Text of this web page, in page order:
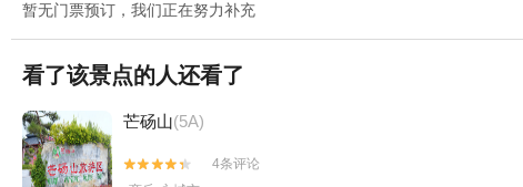
暂无门票预订，我们正在努力补充
看了该景点的人还看了
芒砀山(5A)


4条评论